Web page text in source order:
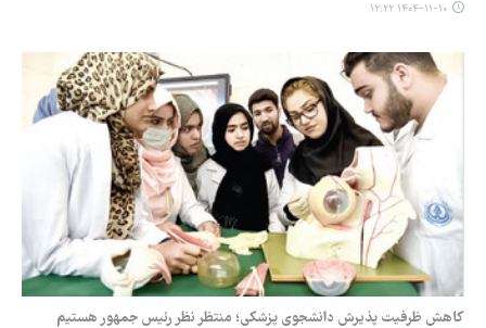
۱۴۰۴-۱۱-۱۰ ۱۲:۲۲
کاهش ظرفیت پذیرش دانشجوی پزشکی؛ منتظر نظر رئیس جمهور هستیم